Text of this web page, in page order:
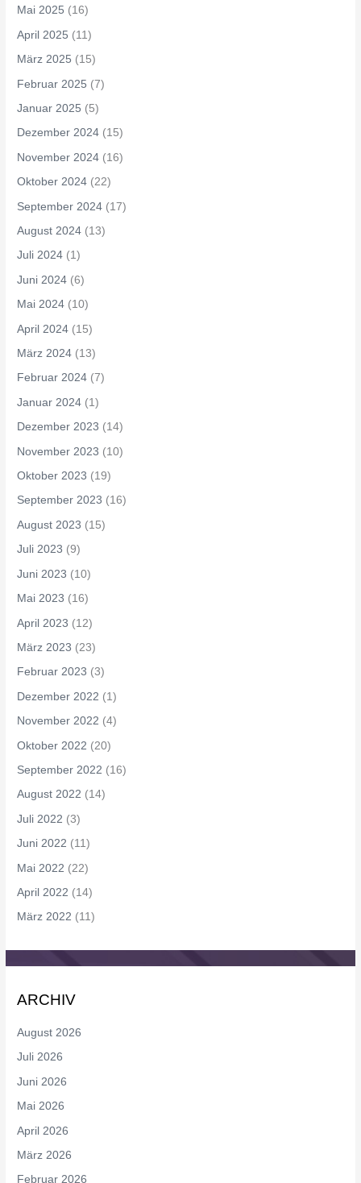
Mai 2025 (16)
April 2025 (11)
März 2025 (15)
Februar 2025 (7)
Januar 2025 (5)
Dezember 2024 (15)
November 2024 (16)
Oktober 2024 (22)
September 2024 (17)
August 2024 (13)
Juli 2024 (1)
Juni 2024 (6)
Mai 2024 (10)
April 2024 (15)
März 2024 (13)
Februar 2024 (7)
Januar 2024 (1)
Dezember 2023 (14)
November 2023 (10)
Oktober 2023 (19)
September 2023 (16)
August 2023 (15)
Juli 2023 (9)
Juni 2023 (10)
Mai 2023 (16)
April 2023 (12)
März 2023 (23)
Februar 2023 (3)
Dezember 2022 (1)
November 2022 (4)
Oktober 2022 (20)
September 2022 (16)
August 2022 (14)
Juli 2022 (3)
Juni 2022 (11)
Mai 2022 (22)
April 2022 (14)
März 2022 (11)
ARCHIV
August 2026
Juli 2026
Juni 2026
Mai 2026
April 2026
März 2026
Februar 2026